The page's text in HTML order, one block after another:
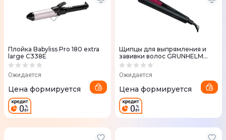
Плойка Babyliss Pro 180 extra
large C338E
Ожидается
Цена формируется
Щипцы для выпрямления и
завивки волос GRUNHELM
GHS-605 73542
Ожидается
Цена формируется